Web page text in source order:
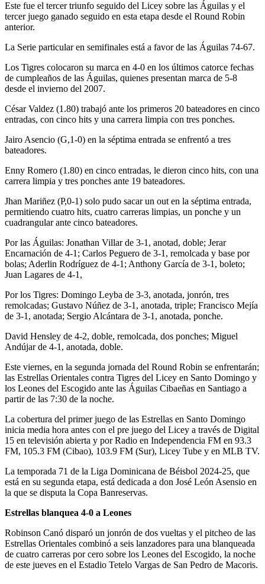
Este fue el tercer triunfo seguido del Licey sobre las Águilas y el
tercer juego ganado seguido en esta etapa desde el Round Robin
anterior.
La Serie particular en semifinales está a favor de las Águilas 74-67.
Los Tigres colocaron su marca en 4-0 en los últimos catorce fechas
de cumpleaños de las Águilas, quienes presentan marca de 5-8
desde el invierno del 2007.
César Valdez (1.80) trabajó ante los primeros 20 bateadores en cinco
entradas, con cinco hits y una carrera limpia con tres ponches.
Jairo Asencio (G,1-0) en la séptima entrada se enfrentó a tres
bateadores.
Enny Romero (1.80) en cinco entradas, le dieron cinco hits, con una
carrera limpia y tres ponches ante 19 bateadores.
Jhan Mariñez (P,0-1) solo pudo sacar un out en la séptima entrada,
permitiendo cuatro hits, cuatro carreras limpias, un ponche y un
cuadrangular ante cinco bateadores.
Por las Águilas: Jonathan Villar de 3-1, anotad, doble; Jerar
Encarnación de 4-1; Carlos Peguero de 3-1, remolcada y base por
bolas; Aderlin Rodríguez de 4-1; Anthony García de 3-1, boleto;
Juan Lagares de 4-1,
Por los Tigres: Domingo Leyba de 3-3, anotada, jonrón, tres
remolcadas; Gustavo Núñez de 3-1, anotada, triple; Francisco Mejía
de 3-1, anotada; Sergio Alcántara de 3-1, anotada, ponche.
David Hensley de 4-2, doble, remolcada, dos ponches; Miguel
Andújar de 4-1, anotada, doble.
Este viernes, en la segunda jornada del Round Robin se enfrentarán;
las Estrellas Orientales contra Tigres del Licey en Santo Domingo y
los Leones del Escogido ante las Águilas Cibaeñas en Santiago a
partir de las 7:30 de la noche.
La cobertura del primer juego de las Estrellas en Santo Domingo
inicia media hora antes con el pre juego del Licey a través de Digital
15 en televisión abierta y por Radio en Independencia FM en 93.3
FM, 105.3 FM (Cibao), 103.9 FM (Sur), Licey Tube y en MLB TV.
La temporada 71 de la Liga Dominicana de Béisbol 2024-25, que
está en su segunda etapa, está dedicada a don José León Asensio en
la que se disputa la Copa Banreservas.
Estrellas blanquea 4-0 a Leones
Robinson Canó disparó un jonrón de dos vueltas y el pitcheo de las
Estrellas Orientales combinó a seis lanzadores para una blanqueada
de cuatro carreras por cero sobre los Leones del Escogido, la noche
de este jueves en el Estadio Tetelo Vargas de San Pedro de Macoris.